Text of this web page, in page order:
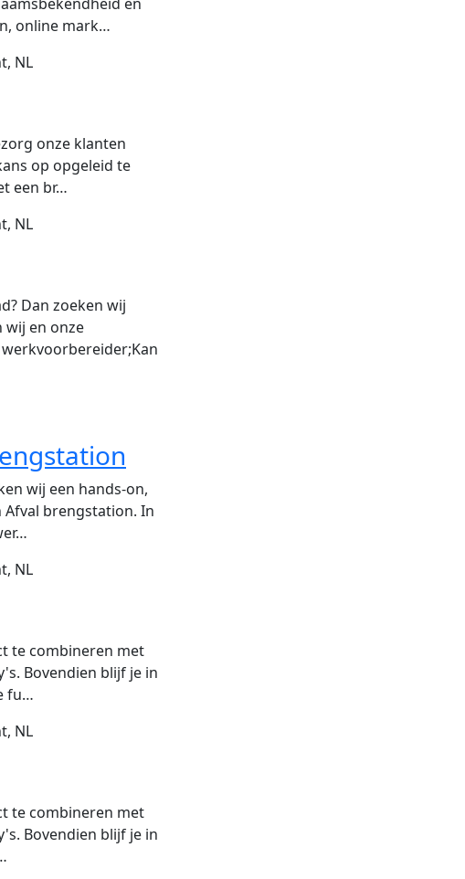
online mark…
NL
onze klanten
op opgeleid te
een br…
NL
Dan zoeken wij
wij en onze
wij een hands-on,
brengstation. In
NL
te combineren met
Bovendien blijf je in
fu…
NL
te combineren met
Bovendien blijf je in